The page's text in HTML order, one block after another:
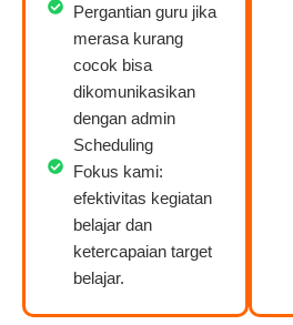
Pergantian guru jika
merasa kurang
cocok bisa
dikomunikasikan
dengan admin
Scheduling
Fokus kami:
efektivitas kegiatan
belajar dan
ketercapaian target
belajar.